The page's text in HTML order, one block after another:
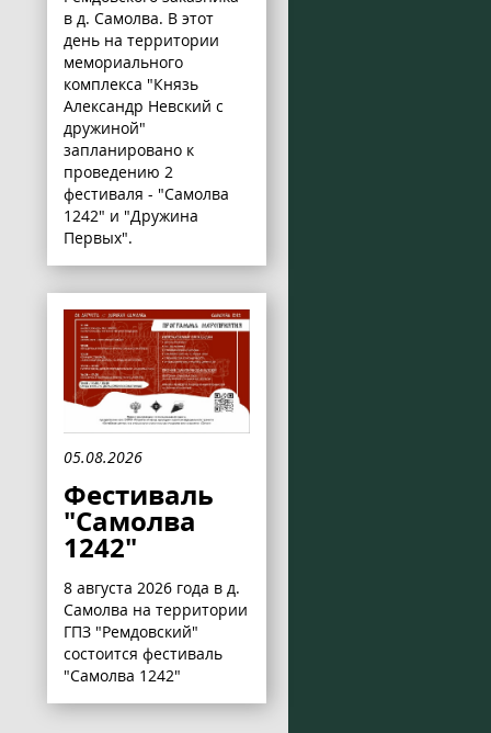
в д. Самолва. В этот
день на территории
мемориального
комплекса "Князь
Александр Невский с
дружиной"
запланировано к
проведению 2
фестиваля - "Самолва
1242" и "Дружина
Первых".
05.08.2026
Фестиваль
"Самолва
1242"
8 августа 2026 года в д.
Самолва на территории
ГПЗ "Ремдовский"
состоится фестиваль
"Самолва 1242"